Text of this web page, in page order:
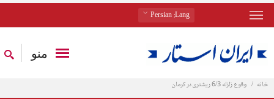
Lang
: Persian
منو
خانه وقوع زلزله 6/3 ریشتری در کرمان